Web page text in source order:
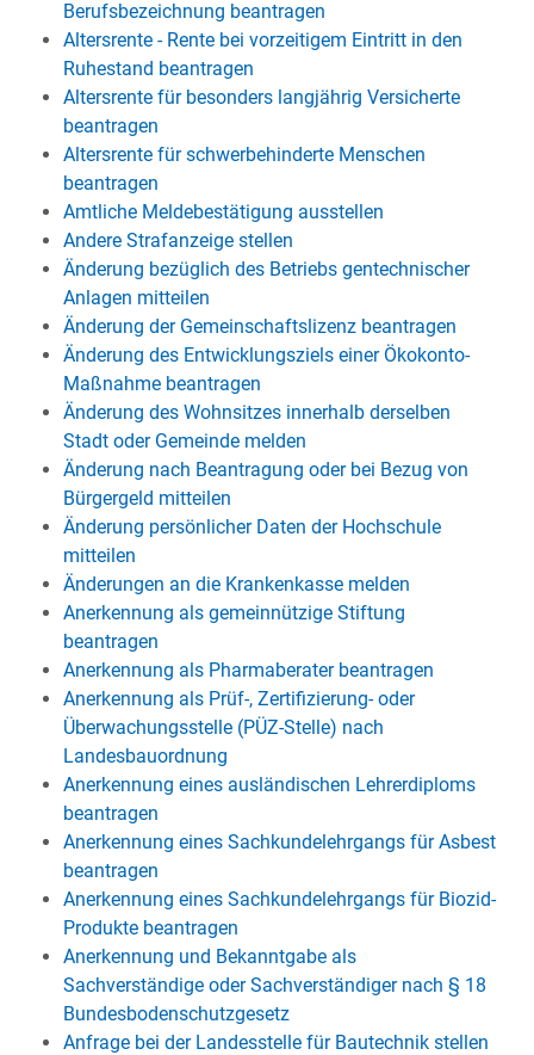
Berufsbezeichnung beantragen
Altersrente - Rente bei vorzeitigem Eintritt in den
Ruhestand beantragen
Altersrente für besonders langjährig Versicherte
beantragen
Altersrente für schwerbehinderte Menschen
beantragen
Amtliche Meldebestätigung ausstellen
Andere Strafanzeige stellen
Änderung bezüglich des Betriebs gentechnischer
Anlagen mitteilen
Änderung der Gemeinschaftslizenz beantragen
Änderung des Entwicklungsziels einer Ökokonto-
Maßnahme beantragen
Änderung des Wohnsitzes innerhalb derselben
Stadt oder Gemeinde melden
Änderung nach Beantragung oder bei Bezug von
Bürgergeld mitteilen
Änderung persönlicher Daten der Hochschule
mitteilen
Änderungen an die Krankenkasse melden
Anerkennung als gemeinnützige Stiftung
beantragen
Anerkennung als Pharmaberater beantragen
Anerkennung als Prüf-, Zertifizierung- oder
Überwachungsstelle (PÜZ-Stelle) nach
Landesbauordnung
Anerkennung eines ausländischen Lehrerdiploms
beantragen
Anerkennung eines Sachkundelehrgangs für Asbest
beantragen
Anerkennung eines Sachkundelehrgangs für Biozid-
Produkte beantragen
Anerkennung und Bekanntgabe als
Sachverständige oder Sachverständiger nach § 18
Bundesbodenschutzgesetz
Anfrage bei der Landesstelle für Bautechnik stellen